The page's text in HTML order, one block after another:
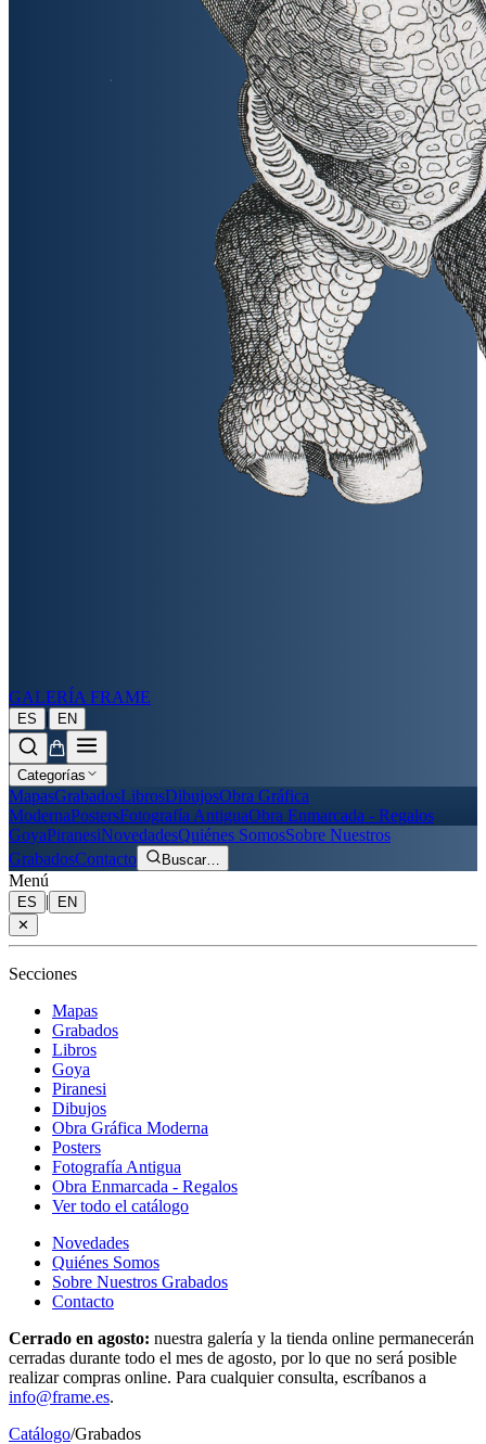
GALERÍA FRAME
ES | EN
Categorías
MapasGrabadosLibrosDibujosObra Gráfica
ModernaPostersFotografía AntiguaObra Enmarcada - Regalos
GoyaPiranesiNovedadesQuiénes SomosSobre Nuestros
GrabadosContacto Buscar…
Menú
ES |
EN
✕
Secciones
Mapas
Grabados
Libros
Goya
Piranesi
Dibujos
Obra Gráfica Moderna
Posters
Fotografía Antigua
Obra Enmarcada - Regalos
Ver todo el catálogo
Novedades
Quiénes Somos
Sobre Nuestros Grabados
Contacto
Cerrado en agosto: nuestra galería y la tienda online permanecerán
cerradas durante todo el mes de agosto, por lo que no será posible
realizar compras online. Para cualquier consulta, escríbanos a
info@frame.es.
Catálogo/Grabados